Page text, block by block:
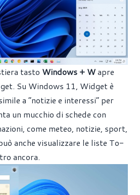
tasto Windows + Wapre
Su Windows 11, Widget è
a “notizie e interessi” per
un mucchio di schede con
come meteo, notizie, sport,
anche visualizzare le liste To-
ancora.